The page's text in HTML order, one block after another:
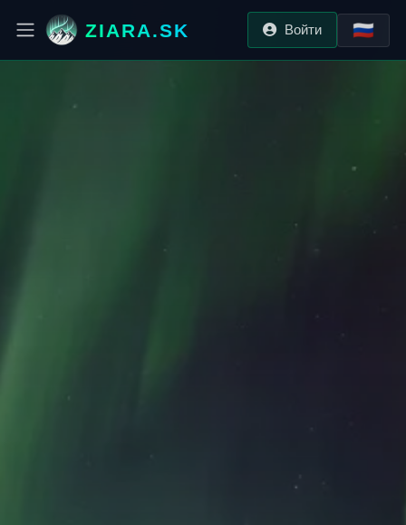
ZIARA.SK 🇷🇺
Войти